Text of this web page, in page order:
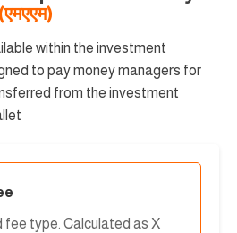
within the investment
to pay money managers for
from the investment
fee type. Calculated as X